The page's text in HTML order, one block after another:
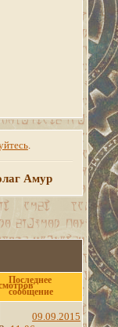
.
Амур
Последнее
сообщение
09.09.2015